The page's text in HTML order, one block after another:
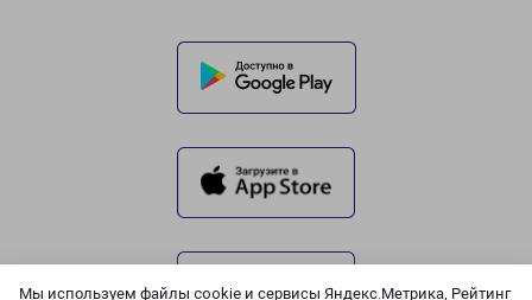
Мы используем файлы cookie и сервисы Яндекс.Метрика, Рейтинг